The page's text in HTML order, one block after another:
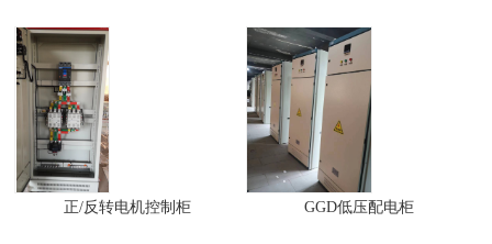
正/反转电机控制柜 GGD低压配电柜